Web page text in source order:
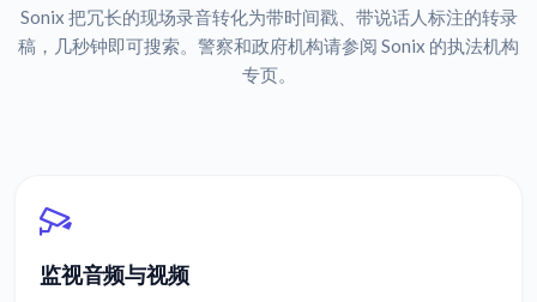
Sonix 把冗长的现场录音转化为带时间戳、带说话人标注的转录
稿，几秒钟即可搜索。警察和政府机构请参阅 Sonix 的执法机构
专页。
监视音频与视频